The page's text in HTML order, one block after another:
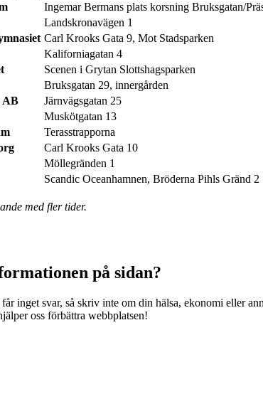
Ingemar Bermans plats korsning Bruksgatan/
Landskronavägen 1
Carl Krooks Gata 9, Mot Stadsparken
Kaliforniagatan 4
Scenen i Grytan Slottshagsparken
Bruksgatan 29, innergården
AB
Järnvägsgatan 25
Muskötgatan 13
Terasstrapporna
Carl Krooks Gata 10
Möllegränden 1
Scandic Oceanhamnen, Bröderna Pihls Gränd 2
med fler tider.
på sidan?
inget svar, så skriv inte om din hälsa, ekonomi eller
oss förbättra webbplatsen!